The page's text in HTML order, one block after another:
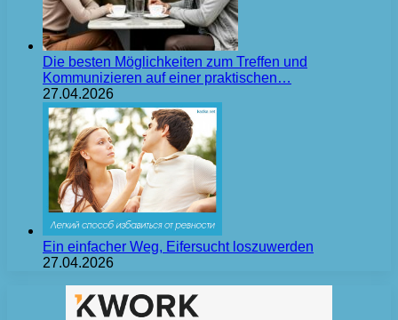
Die besten Möglichkeiten zum Treffen und
Kommunizieren auf einer praktischen…
27.04.2026
Ein einfacher Weg, Eifersucht loszuwerden
27.04.2026